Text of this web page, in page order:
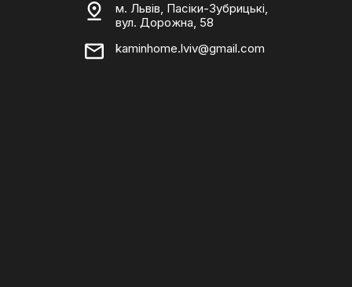
м. Львів, Пасіки-Зубрицькі,
вул. Дорожна, 58
kaminhome.lviv@gmail.com